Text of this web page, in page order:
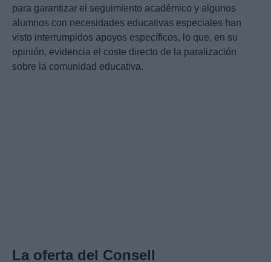
para garantizar el seguimiento académico y algunos
alumnos con necesidades educativas especiales han
visto interrumpidos apoyos específicos, lo que, en su
opinión, evidencia el coste directo de la paralización
sobre la comunidad educativa.
La oferta del Consell